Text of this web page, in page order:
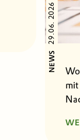
NEWS
29.06. 2026
mit